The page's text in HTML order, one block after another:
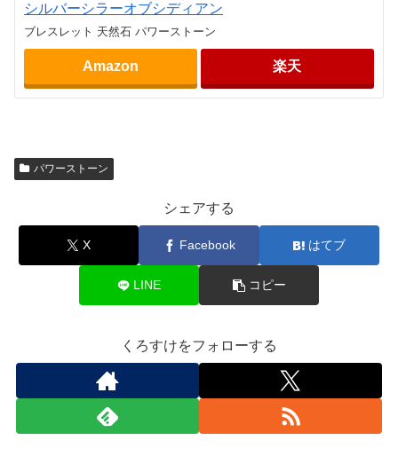
シルバーシラーオブシディアン
ブレスレット 天然石 パワーストーン
Amazon 楽天
パワーストーン
シェアする
X Facebook はてブ
LINE コピー
くろすけをフォローする